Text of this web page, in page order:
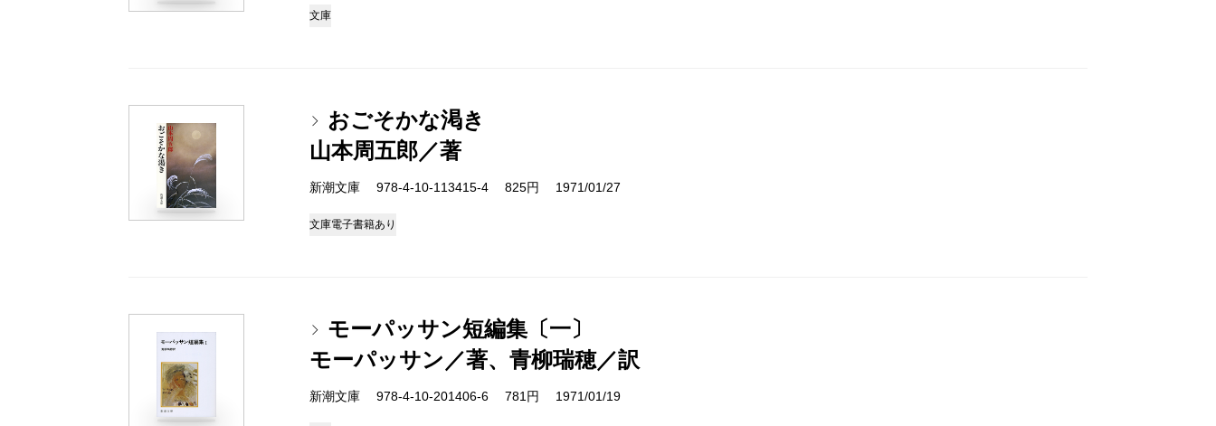
文庫
おごそかな渇き
山本周五郎／著
新潮文庫 978-4-10-113415-4 825円 1971/01/27
文庫電子書籍あり
モーパッサン短編集〔一〕
モーパッサン／著、青柳瑞穂／訳
新潮文庫 978-4-10-201406-6 781円 1971/01/19